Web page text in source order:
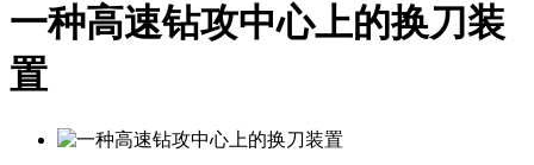
一种高速钻攻中心上的换刀装
置